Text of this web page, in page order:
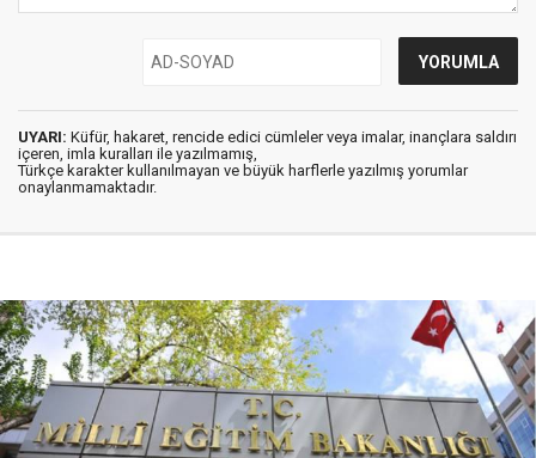
UYARI: Küfür, hakaret, rencide edici cümleler veya imalar, inançlara saldırı
içeren, imla kuralları ile yazılmamış,
Türkçe karakter kullanılmayan ve büyük harflerle yazılmış yorumlar
onaylanmamaktadır.